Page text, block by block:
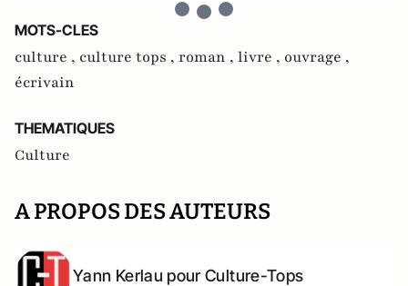
MOTS-CLES
culture , culture tops , roman , livre , ouvrage ,
écrivain
THEMATIQUES
Culture
A PROPOS DES AUTEURS
Yann Kerlau pour Culture-Tops